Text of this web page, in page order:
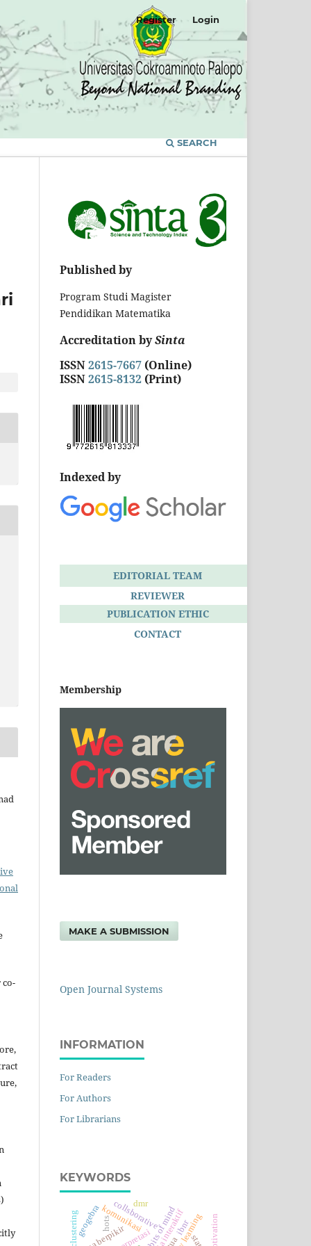
SEARCH
Register Login
Published by
Program Studi Magister
Pendidikan Matematika
Accreditation bySinta
ISSN2615-7667 (Online)
ISSN2615-8132 (Print)
Indexed by
EDITORIAL TEAM
REVIEWER
PUBLICATION ETHIC
CONTACT
Membership
MAKE A SUBMISSION
Open Journal Systems
INFORMATION
For Readers
For Authors
For Librarians
KEYWORDS
komunikasi ibnr
collsborative
hots
geogebra dmr